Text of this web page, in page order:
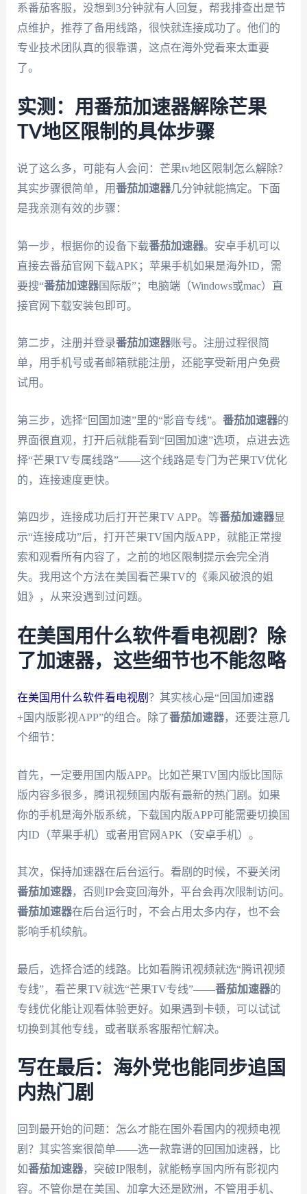
系番茄客服，没想到3分钟就有人回复，帮我排查出是节
点维护，推荐了备用线路，很快就连接成功了。他们的
专业技术团队真的很靠谱，这点在海外党看来太重要
了。
实测：用番茄加速器解除芒果
TV地区限制的具体步骤
说了这么多，可能有人会问：芒果tv地区限制怎么解除？
其实步骤很简单，用番茄加速器几分钟就能搞定。下面
是我亲测有效的步骤：
第一步，根据你的设备下载番茄加速器。安卓手机可以
直接去番茄官网下载APK；苹果手机如果是海外ID，需
要搜“番茄加速器国际版”；电脑端（Windows或mac）直
接官网下载安装包即可。
第二步，注册并登录番茄加速器账号。注册过程很简
单，用手机号或者邮箱就能注册，还能享受新用户免费
试用。
第三步，选择“回国加速”里的“影音专线”。 番茄加速器的
界面很直观，打开后就能看到“回国加速”选项，点进去选
择“芒果TV专属线路”——这个线路是专门为芒果TV优化
的，连接速度更快。
第四步，连接成功后打开芒果TV APP。等番茄加速器显
示“连接成功”后，打开芒果TV国内版APP，就能正常搜
索和观看所有内容了，之前的地区限制提示会完全消
失。我用这个方法在美国看芒果TV的《乘风破浪的姐
姐》，从来没遇到过问题。
在美国用什么软件看电视剧？除
了加速器，这些细节也不能忽略
在美国用什么软件看电视剧 ？其实核心是“回国加速器
+国内版影视APP”的组合。除了番茄加速器，还要注意几
个细节：
首先，一定要用国内版APP。比如芒果TV国内版比国际
版内容多很多，腾讯视频国内版有最新的热门剧。如果
你的手机是海外版系统，下载国内版APP可能需要切换国
内ID（苹果手机）或者用官网APK（安卓手机）。
其次，保持加速器在后台运行。看剧的时候，不要关闭
番茄加速器，否则IP会变回海外，平台会再次限制访问。
番茄加速器在后台运行时，不会占用太多内存，也不会
影响手机续航。
最后，选择合适的线路。比如看腾讯视频就选“腾讯视频
专线”，看芒果TV就选“芒果TV专线”——番茄加速器的
专线优化能让观看体验更好。如果遇到卡顿，可以试试
切换到其他专线，或者联系客服帮忙解决。
写在最后：海外党也能同步追国
内热门剧
回到最开始的问题：怎么才能在国外看国内的视频电视
剧？其实答案很简单——选一款靠谱的回国加速器，比
如番茄加速器，突破IP限制，就能畅享国内所有影视内
容。不管你是在美国、加拿大还是欧洲，不管用手机、